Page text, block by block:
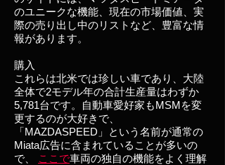
のユニークな機能、現在の市場価値、実
際の売り出し中のリストなど、豊富な情
報があります。
購入
これらは北米では珍しい車であり、大陸
全体で2モデル年の合計生産量はわずか
5,781台です。自動車愛好家もMSMを変
更するのが大好きで、
「MAZDASPEED」という名前が通常の
Miata広告に含まれていることが多いの
で、
ここで車両の独自の機能をよく理解